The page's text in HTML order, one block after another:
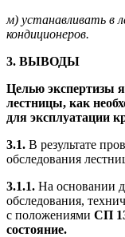
м) устанавливать в
кондиционеров.
3. ВЫВОДЫ
Целью экспертизы
лестницы, как
для эксплуатации
3.1. В результате
обследования
3.1.1. На основании
обследования,
с положениями СП
состояние.